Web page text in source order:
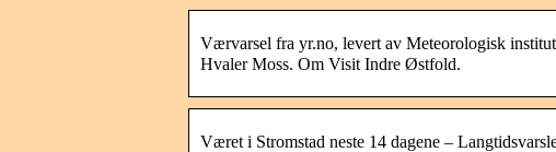
Værvarsel fra yr.no, levert av Meteorologisk
Hvaler Moss. Om Visit Indre Østfold.
Været i Stromstad neste 14 dagene –